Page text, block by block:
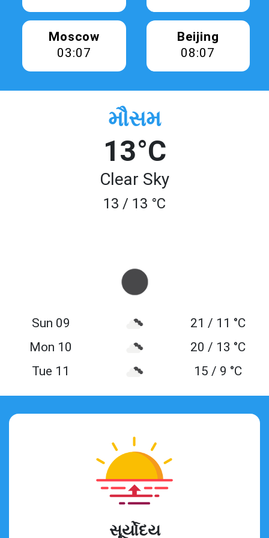
Moscow
03:07
Beijing
08:07
મૌસમ
13°C
Clear Sky
13 / 13 °C
Sun 09
21 / 11 °C
Mon 10
20 / 13 °C
Tue 11
15 / 9 °C
સૂર્યોદય